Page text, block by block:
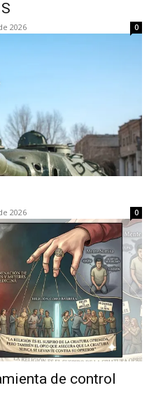
2026 0
2026 0
de control